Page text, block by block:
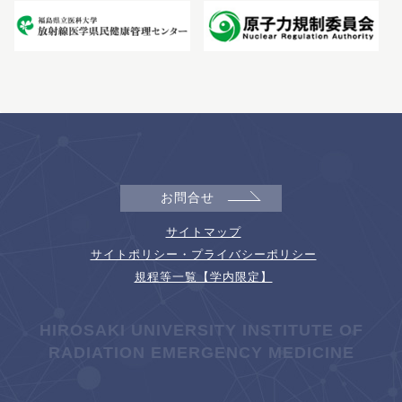
お問合せ
サイトマップ
サイトポリシー・プライバシーポリシー
規程等一覧【学内限定】
HIROSAKI UNIVERSITY INSTITUTE OF
RADIATION EMERGENCY MEDICINE